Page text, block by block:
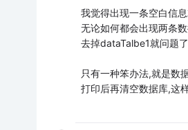
我觉得出现一条空白信
无论如何都会出现两条
去掉dataTalbe1就问题
只有一种笨办法,就是数
打印后再清空数据库,这